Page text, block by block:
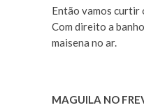
Então vamos curtir
Com direito a
maisena no ar.
MAGUILA NO